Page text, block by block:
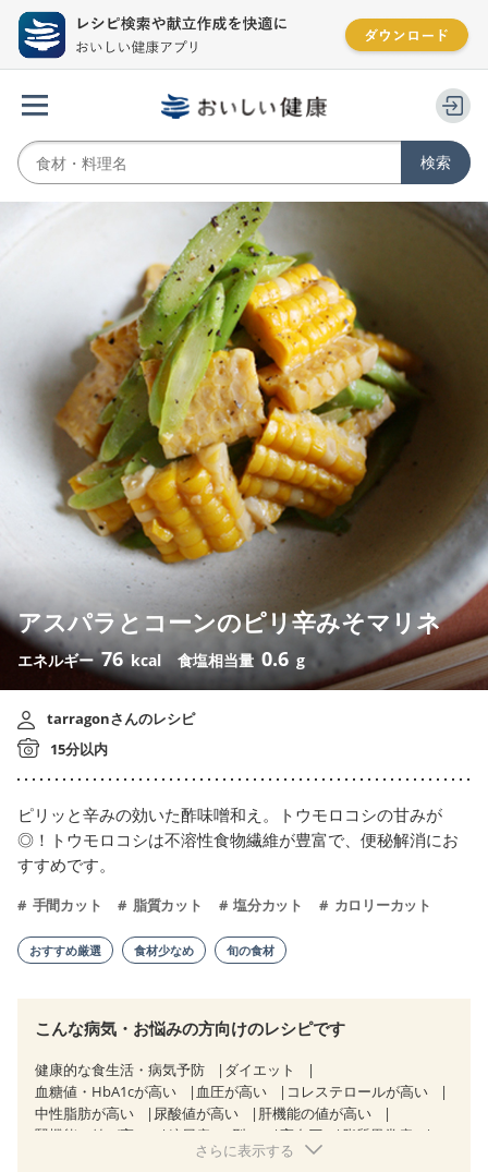
アスパラとコーンのピリ辛みそマリネ
エネルギー76 kcal 食塩相当量 0.6 g
tarragonさんのレシピ
15分以内
ピリッと辛みの効いた酢味噌和え。トウモロコシの甘みが
◎！トウモロコシは不溶性食物繊維が豊富で、便秘解消にお
すすめです。
手間カット 脂質カット 塩分カット カロリーカット
おすすめ厳選 食材少なめ 旬の食材
こんな病気・お悩みの方向けのレシピです
健康的な食生活・病気予防
ダイエット
血糖値・HbA1cが高い
血圧が高い
コレステロールが高い
中性脂肪が高い
尿酸値が高い
肝機能の値が高い
腎機能の値が高い
糖尿病（2型） 高血圧
脂質異常症
狭心症 心筋梗塞
さらに表示する